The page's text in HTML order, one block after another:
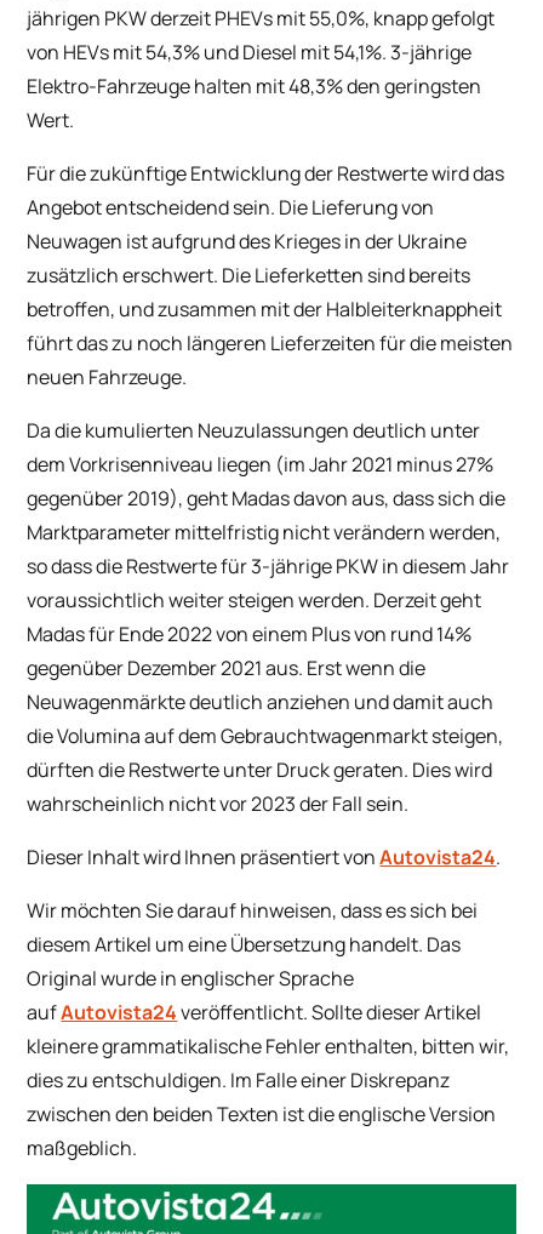
jährigen PKW derzeit PHEVs mit 55,0%, knapp gefolgt
von HEVs mit 54,3% und Diesel mit 54,1%. 3-jährige
Elektro-Fahrzeuge halten mit 48,3% den geringsten
Wert.
Für die zukünftige Entwicklung der Restwerte wird das
Angebot entscheidend sein. Die Lieferung von
Neuwagen ist aufgrund des Krieges in der Ukraine
zusätzlich erschwert. Die Lieferketten sind bereits
betroffen, und zusammen mit der Halbleiterknappheit
führt das zu noch längeren Lieferzeiten für die meisten
neuen Fahrzeuge.
Da die kumulierten Neuzulassungen deutlich unter
dem Vorkrisenniveau liegen (im Jahr 2021 minus 27%
gegenüber 2019), geht Madas davon aus, dass sich die
Marktparameter mittelfristig nicht verändern werden,
so dass die Restwerte für 3-jährige PKW in diesem Jahr
voraussichtlich weiter steigen werden. Derzeit geht
Madas für Ende 2022 von einem Plus von rund 14%
gegenüber Dezember 2021 aus. Erst wenn die
Neuwagenmärkte deutlich anziehen und damit auch
die Volumina auf dem Gebrauchtwagenmarkt steigen,
dürften die Restwerte unter Druck geraten. Dies wird
wahrscheinlich nicht vor 2023 der Fall sein.
Dieser Inhalt wird Ihnen präsentiert vonAutovista24.
Wir möchten Sie darauf hinweisen, dass es sich bei
diesem Artikel um eine Übersetzung handelt. Das
Original wurde in englischer Sprache
aufAutovista24 veröffentlicht. Sollte dieser Artikel
kleinere grammatikalische Fehler enthalten, bitten wir,
dies zu entschuldigen. Im Falle einer Diskrepanz
zwischen den beiden Texten ist die englische Version
maßgeblich.